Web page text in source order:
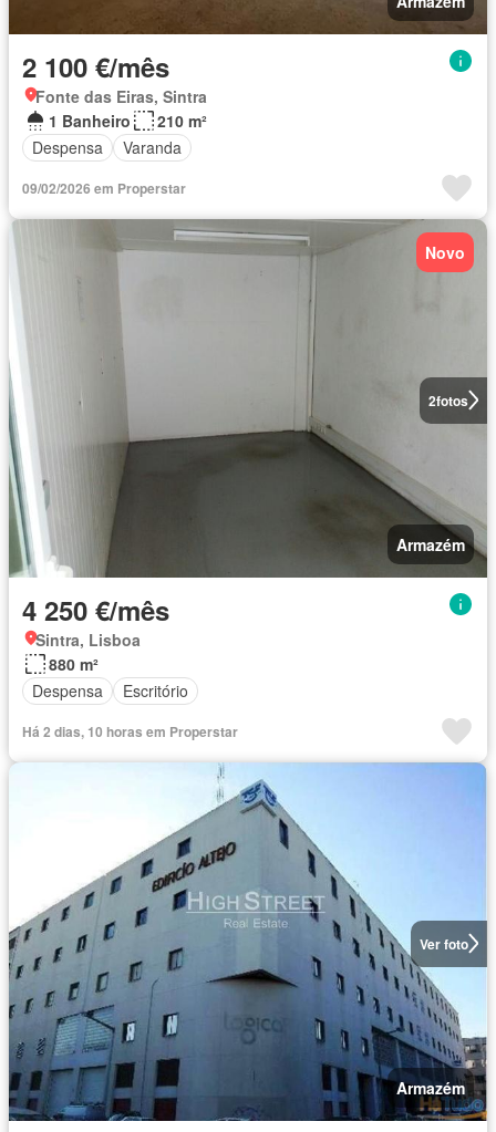
2 100 €/mês
Fonte das Eiras, Sintra
1 Banheiro
210 m²
Despensa
Varanda
09/02/2026 em Properstar
2fotos
Novo
Armazém
4 250 €/mês
Sintra, Lisboa
880 m²
Despensa
Escritório
Há 2 dias, 10 horas em Properstar
Ver foto
Armazém